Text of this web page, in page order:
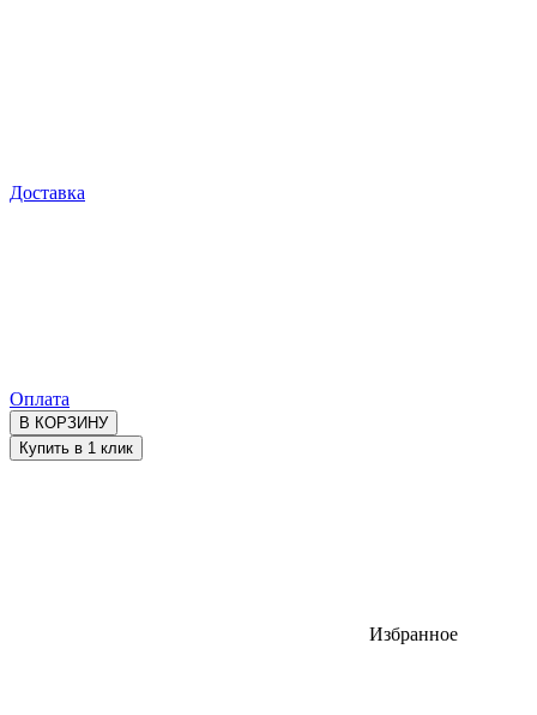
Доставка
Оплата
В КОРЗИНУ
Купить в 1 клик
Избранное